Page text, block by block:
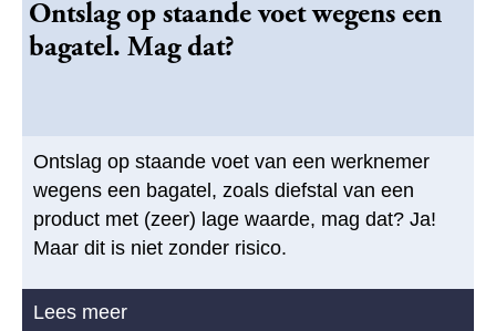
Ontslag op staande voet wegens een
bagatel. Mag dat?
Ontslag op staande voet van een werknemer
wegens een bagatel, zoals diefstal van een
product met (zeer) lage waarde, mag dat? Ja!
Maar dit is niet zonder risico.
Lees meer